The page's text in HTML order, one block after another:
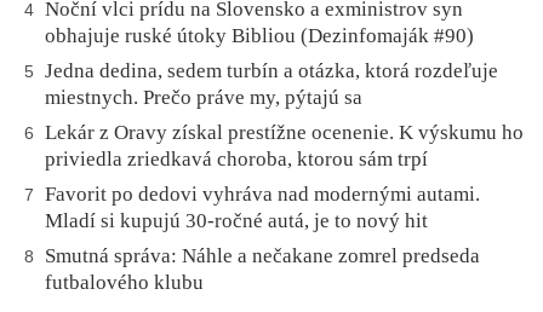
4 Noční vlci prídu na Slovensko a exministrov syn
obhajuje ruské útoky Bibliou (Dezinfomaják #90)
5
Jedna dedina, sedem turbín a otázka, ktorá rozdeľuje
miestnych. Prečo práve my, pýtajú sa
6
Lekár z Oravy získal prestížne ocenenie. K výskumu ho
priviedla zriedkavá choroba, ktorou sám trpí
7
Favorit po dedovi vyhráva nad modernými autami.
Mladí si kupujú 30-ročné autá, je to nový hit
8
Smutná správa: Náhle a nečakane zomrel predseda
futbalového klubu